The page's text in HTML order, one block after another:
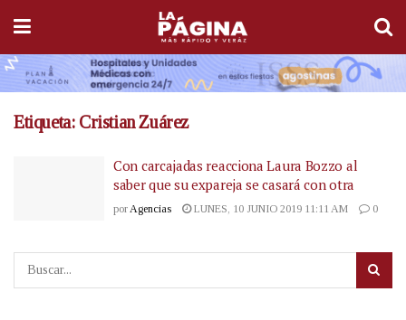
Etiqueta: Cristian Zuárez
Con carcajadas reacciona Laura Bozzo al
saber que su expareja se casará con otra
por Agencias LUNES, 10 JUNIO 2019 11:11 AM 0